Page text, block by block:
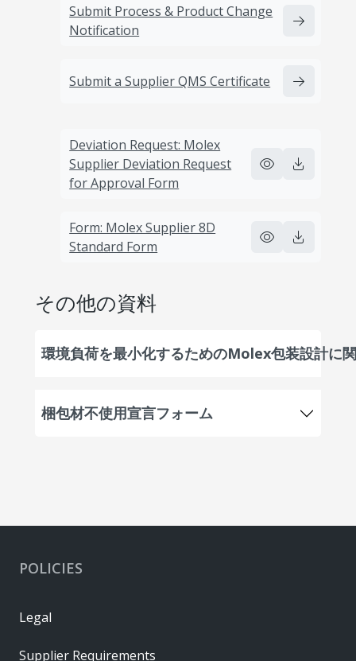
Submit Process & Product Change
Notification
Submit a Supplier QMS Certificate
Deviation Request: Molex
Supplier Deviation Request
for Approval Form
Form: Molex Supplier 8D
Standard Form
その他の資料
環境負荷を最小化するためのMolex包装設計に
梱包材不使用宣言フォーム
POLICIES
Legal
Supplier Requirements